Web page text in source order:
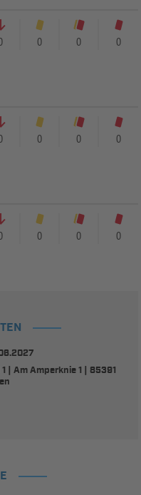
0 0 0
0 0 0
0 0 0
| Am Amperknie 1 | 85391